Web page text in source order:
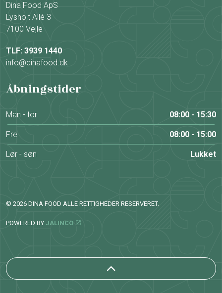
Dina Food ApS
Lysholt Allé 3
7100 Vejle
TLF: 3939 1440
info@dinafood.dk
Åbningstider
Man - tor 08:00 - 15:30
Fre 08:00 - 15:00
Lør - søn Lukket
© 2026 DINA FOOD ALLE RETTIGHEDER RESERVERET.
POWERED BY JALINCO